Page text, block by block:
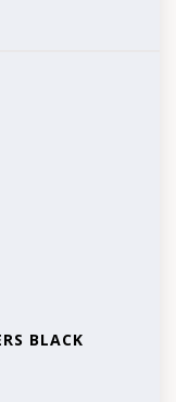
BLACK